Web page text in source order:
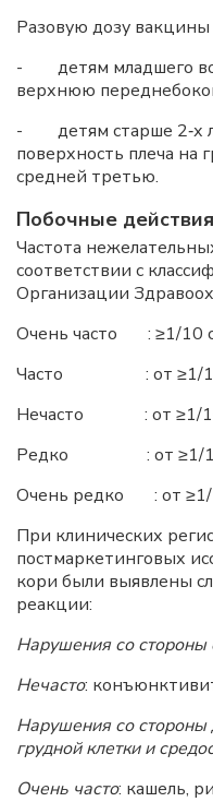
Разовую дозу
- детям младшего
верхнюю
- детям старше 2‑х
поверхность плеча на
средней третью.
Побочные действия
Частота
соответствии с
Организации
Очень часто : ≥1/10
Часто : от ≥1/100
Нечасто : от ≥1/
Редко : от ≥1/
Очень редко : от ≥1/
При клинических
постмаркетинговых
кори были выявлены
реакции:
Нарушения со стороны
Нечасто:
Нарушения со стороны
грудной клетки и
Очень часто: кашель,